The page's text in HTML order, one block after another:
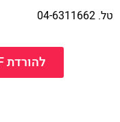
טל. 04-6311662
להורדת PDF עם פרטי ההרצאה